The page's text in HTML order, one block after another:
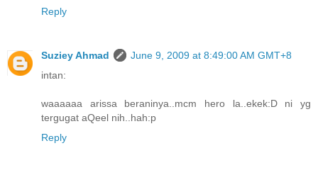
Reply
Suziey Ahmad
June 9, 2009 at 8:49:00 AM GMT+8
intan:
waaaaaa arissa beraninya..mcm hero la..ekek:D ni yg
tergugat aQeel nih..hah:p
Reply